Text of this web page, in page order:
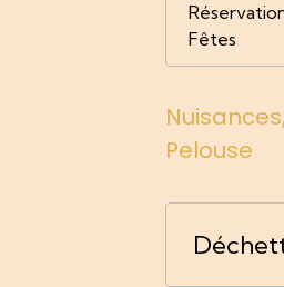
Fêtes
Pelouse